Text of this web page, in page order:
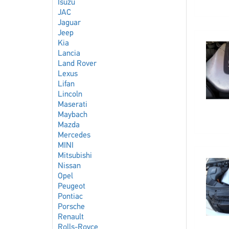
Isuzu
JAC
Jaguar
Jeep
Kia
Lancia
Land Rover
Lexus
Lifan
Lincoln
Maserati
Maybach
Mazda
Mercedes
MINI
Mitsubishi
Nissan
Opel
Peugeot
Pontiac
Porsche
Renault